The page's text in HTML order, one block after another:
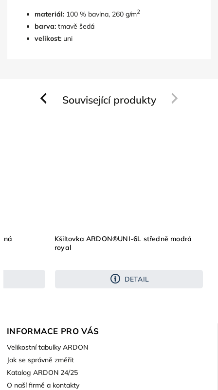
materiál: 100 % bavlna, 260 g/m2
barva: tmavě šedá
velikost: uni
Související produkty
Previous
Kšiltovka ARDON®UNI-6L středně modrá
royal
DETAIL
Next
INFORMACE PRO VÁS
Velikostní tabulky ARDON
Jak se správně změřit
Katalog ARDON 24/25
O naší firmě a kontakty